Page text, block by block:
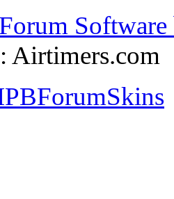
Software
Airtimers.com